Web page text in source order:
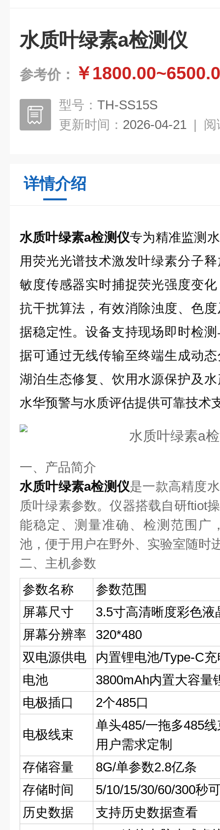
水质叶绿素a检测仪
参考价： ￥
型号： TH-SS15S
更新时间： 2026-04-21 | 阅
详情介绍
水质叶绿素a检测仪专为精准监测
用荧光光谱技术激发叶绿素分子
敏度传感器实时捕捉荧光强度变
抗干扰算法，有效消除浊度、色
据稳定性。设备支持现场即时检
据可通过无线传输至终端生成动
湖泊生态修复、饮用水源保护及
水华预警与水质评估提供可靠技术
一、产品简介
水质叶绿素a检测仪是一款高精度
质叶绿素参数。仪器搭载自研ftiot
能稳定、测量准确、检测范围广
池，便于用户在野外、实验室随时
二、主机参数
参数名称
参数范围
屏幕尺寸
3.5寸高清晰度彩色液
屏幕分辨率
320*480
双电源供电
内置锂电池/Type-C充
电池
3800mAh内置大容量
电极插口
2个485口
电极线束
单头485/一拖多485
用户需求定制
存储容量
8G/单参数2.8亿条
存储时间
5/10/15/30/60/300秒
历史数据
支持历史数据查看